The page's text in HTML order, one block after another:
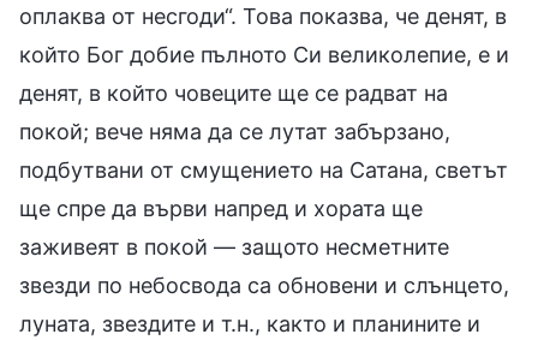
оплаква от несгоди“. Това показва, че денят, в
който Бог добие пълното Си великолепие, е и
денят, в който човеците ще се радват на
покой; вече няма да се лутат забързано,
подбутвани от смущението на Сатана, светът
ще спре да върви напред и хората ще
заживеят в покой — защото несметните
звезди по небосвода са обновени и слънцето,
луната, звездите и т.н., както и планините и